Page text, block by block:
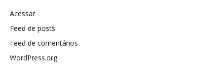
Acessar
Feed de posts
Feed de comentários
WordPress.org